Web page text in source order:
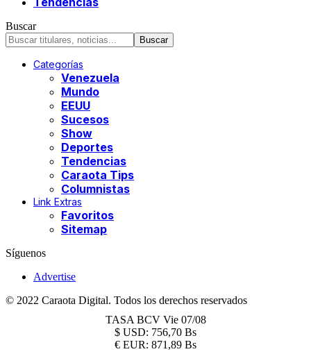
Buscar
Categorías
Venezuela
Mundo
EEUU
Sucesos
Show
Deportes
Tendencias
Caraota Tips
Columnistas
Link Extras
Favoritos
Sitemap
Síguenos
Advertise
© 2022 Caraota Digital. Todos los derechos reservados
TASA BCV Vie 07/08
$ USD: 756,70 Bs
€ EUR: 871,89 Bs